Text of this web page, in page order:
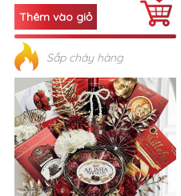
Sắp cháy hàng